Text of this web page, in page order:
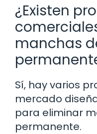
¿Existen
manchas
Sí, hay varios
mercado
para eliminar
permanente.